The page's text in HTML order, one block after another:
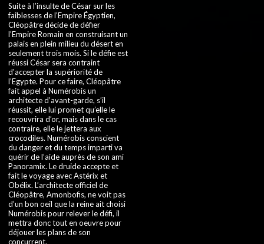
Suite à l’insulte de César sur les
faiblesses de l’Empire Égyptien,
Cléopâtre décide de défier
l’Empire Romain en construisant un
palais en plein milieu du désert en
seulement trois mois. Si le défie est
réussi César sera contraint
d'accepter la supériorité de
l’Egypte. Pour ce faire, Cléopâtre
fait appel à Numérobis un
architecte d’avant-garde, s’il
réussit, elle lui promet qu’elle le
recouvrira d’or, mais dans le cas
contraire, elle le jettera aux
crocodiles. Numérobis conscient
du danger et du temps imparti va
quérir de l’aide auprès de son ami
Panoramix. Le druide accepte et
fait le voyage avec Astérix et
Obélix. L’architecte officiel de
Cléopâtre, Amonbofis, ne voit pas
d’un bon oeil que la reine ait choisi
Numérobis pour relever le défi, il
mettra donc tout en oeuvre pour
déjouer les plans de son
concurrent.